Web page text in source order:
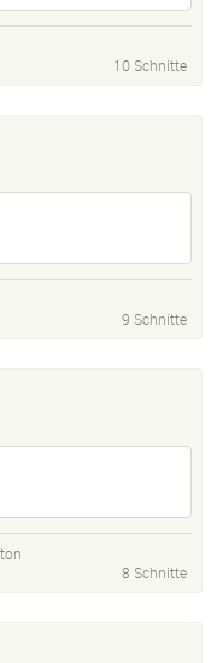
10 Schnitte
9 Schnitte
8 Schnitte